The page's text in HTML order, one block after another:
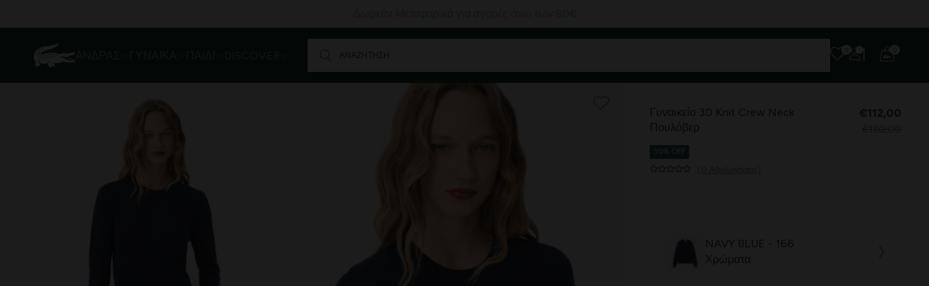
Γυναικείο 3D Knit Crew Neck
Πουλόβερ
€112,00
30% OFF
NAVY BLUE - 166
Χρώματα